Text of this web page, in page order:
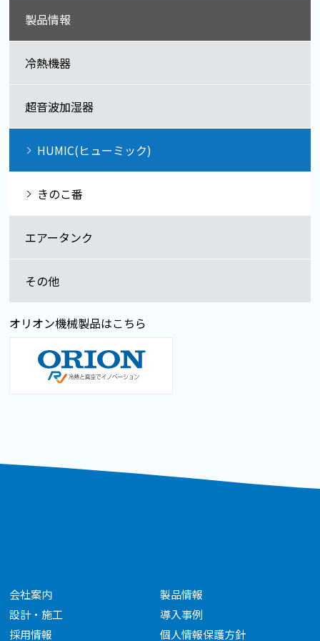
製品情報
冷熱機器
超音波加湿器
HUMIC(ヒューミック)
きのこ番
エアータンク
その他
オリオン機械製品はこちら
会社案内
製品情報
設計・施工
導入事例
採用情報
個人情報保護方針